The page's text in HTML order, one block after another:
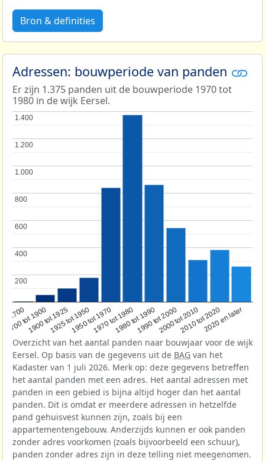
Bron & definities
Adressen: bouwperiode van panden
Er zijn 1.375 panden uit de bouwperiode 1970 tot
1980 in de wijk Eersel.
1700
1700 tot 1900
1900 tot 19251925 tot 19501950 tot 19701970 tot 19801980 tot 19901990 tot 20002000 tot 20102010 tot 20202020 en later
200
200
400
400
600
600
800
800
1.000
1.000
1.200
1.200
1.400
1.400
Overzicht van het aantal panden naar bouwjaar voor de wijk
Eersel. Op basis van de gegevens uit de BAG van het
Kadaster van 1 juli 2026. Merk op: deze gegevens betreffen
het aantal panden met een adres. Het aantal adressen met
panden in een gebied is bijna altijd hoger dan het aantal
panden. Dit is omdat er meerdere adressen in hetzelfde
pand gehuisvest kunnen zijn, zoals bij een
appartementengebouw. Anderzijds kunnen er ook panden
zonder adres voorkomen (zoals bijvoorbeeld een schuur),
panden zonder adres zijn in deze telling niet meegenomen.